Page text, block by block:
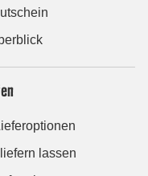
lassen